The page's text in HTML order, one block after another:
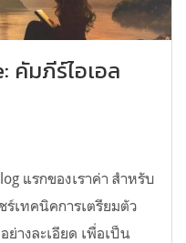
คัมภีร์ไอเอล
แรกของเราค่า สำหรับ
ร์เทคนิคการเตรียมตัว
ย่างละเอียด เพื่อเป็น